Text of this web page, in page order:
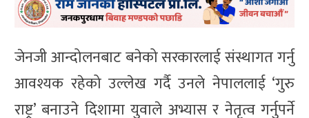
जेनजी आन्दोलनबाट बनेको सरकारलाई संस्थागत गर्नु
आवश्यक रहेको उल्लेख गर्दै उनले नेपाललाई ‘गुरु
राष्ट्र’ बनाउने दिशामा युवाले अभ्यास र नेतृत्व गर्नुपर्ने